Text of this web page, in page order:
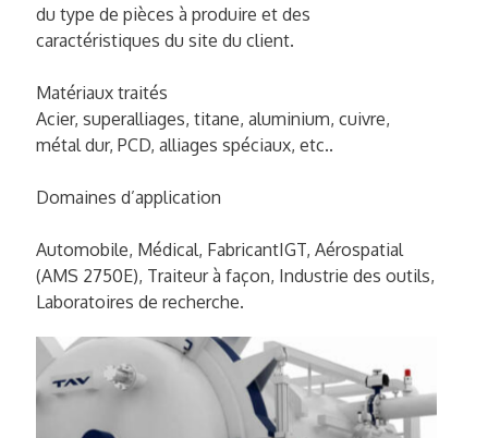
du type de pièces à produire et des
caractéristiques du site du client.
Matériaux traités
Acier, superalliages, titane, aluminium, cuivre,
métal dur, PCD, alliages spéciaux, etc..
Domaines d’application
Automobile, Médical, FabricantIGT, Aérospatial
(AMS 2750E), Traiteur à façon, Industrie des outils,
Laboratoires de recherche.